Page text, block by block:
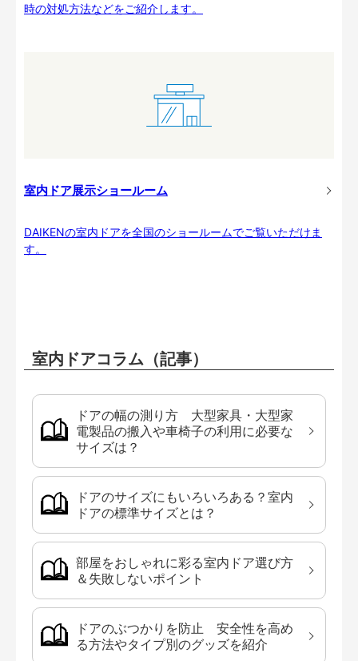
時の対処方法などをご紹介します。
室内ドア展示ショールーム
DAIKENの室内ドアを全国のショールームでご覧いただけま
す。
室内ドアコラム（記事）
ドアの幅の測り方 大型家具・大型家
電製品の搬入や車椅子の利用に必要な
サイズは？
ドアのサイズにもいろいろある？室内
ドアの標準サイズとは？
部屋をおしゃれに彩る室内ドア選び方
＆失敗しないポイント
ドアのぶつかりを防止 安全性を高め
る方法やタイプ別のグッズを紹介